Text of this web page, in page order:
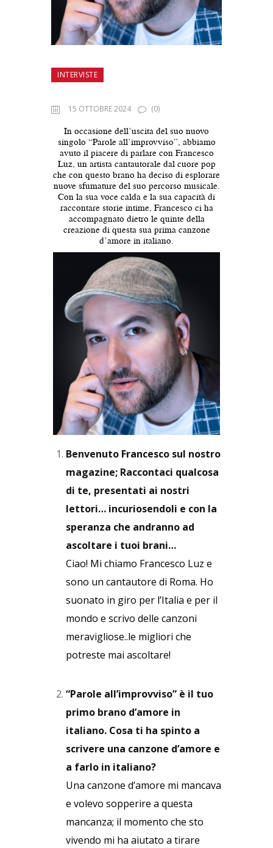
INTERVISTE
15 OTTOBRE 2024 (0)
In occasione dell’uscita del suo nuovo
singolo “Parole all’improvviso”, abbiamo
avuto il piacere di parlare con Francesco
Luz, un artista cantautorale dal cuore pop
che con questo brano ha deciso di esplorare
nuove sfumature del suo percorso musicale.
Con la sua voce calda e la sua capacità di
raccontare storie intime, Francesco ci ha
accompagnato dietro le quinte della
creazione di questa sua prima canzone
d’amore in italiano.
Benvenuto Francesco sul nostro
magazine; Raccontaci qualcosa
di te, presentati ai nostri
lettori… incuriosendoli e con la
speranza che andranno ad
ascoltare i tuoi brani…
Ciao! Mi chiamo Francesco Luz e
sono un cantautore di Roma. Ho
suonato in giro per l’Italia e per il
mondo e scrivo delle canzoni
meravigliose..le migliori che
potreste mai ascoltare!
“Parole all’improvviso” è il tuo
primo brano d’amore in
italiano. Cosa ti ha spinto a
scrivere una canzone d’amore e
a farlo in italiano?
Una canzone d’amore mi mancava
e volevo sopperire a questa
mancanza; il momento che sto
vivendo mi ha aiutato a tirare